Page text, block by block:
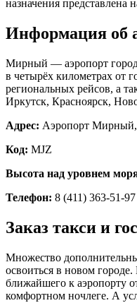
назначения представлена
Информация об
Мирный — аэропорт
в четырёх километрах от
региональных рейсов, а
Иркутск, Красноярск,
Адрес: Аэропорт
Код: MJZ
Высота над уровнем
Телефон: 8 (411) 363-51-97
Заказ такси и
Множество
освоиться в новом
ближайшего к аэропорту
комфортном ночлеге. А